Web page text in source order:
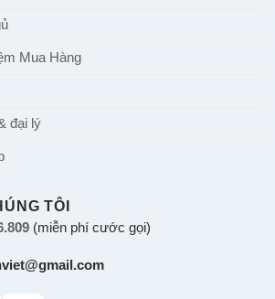
Mua Hàng
đại lý
TÔI
(miễn phí cước gọi)